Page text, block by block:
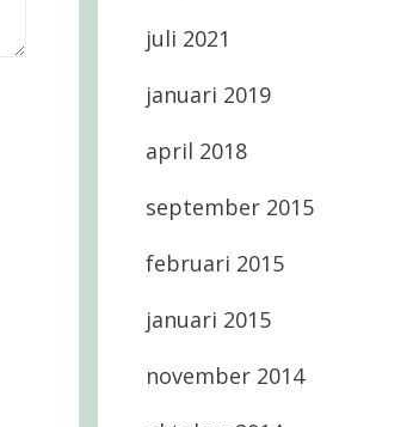
juli 2021
januari 2019
april 2018
september 2015
februari 2015
januari 2015
november 2014